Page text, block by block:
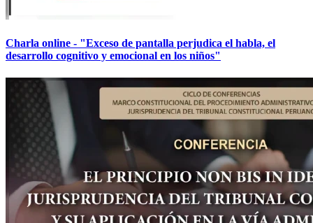
Charla online - "Exceso de pantalla perjudica el habla, el
desarrollo cognitivo y emocional en los niños"